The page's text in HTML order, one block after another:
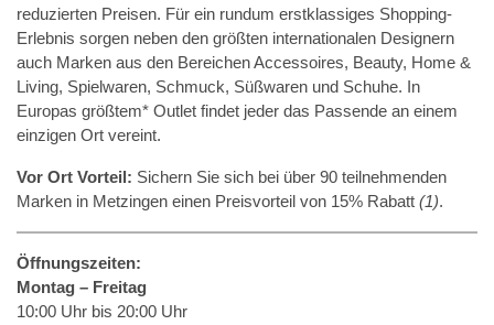
reduzierten Preisen. Für ein rundum erstklassiges Shopping-
Erlebnis sorgen neben den größten internationalen Designern
auch Marken aus den Bereichen Accessoires, Beauty, Home &
Living, Spielwaren, Schmuck, Süßwaren und Schuhe. In
Europas größtem* Outlet findet jeder das Passende an einem
einzigen Ort vereint.
Vor Ort Vorteil: Sichern Sie sich bei über 90 teilnehmenden
Marken in Metzingen einen Preisvorteil von 15% Rabatt (1).
Öffnungszeiten:
Montag – Freitag
10:00 Uhr bis 20:00 Uhr